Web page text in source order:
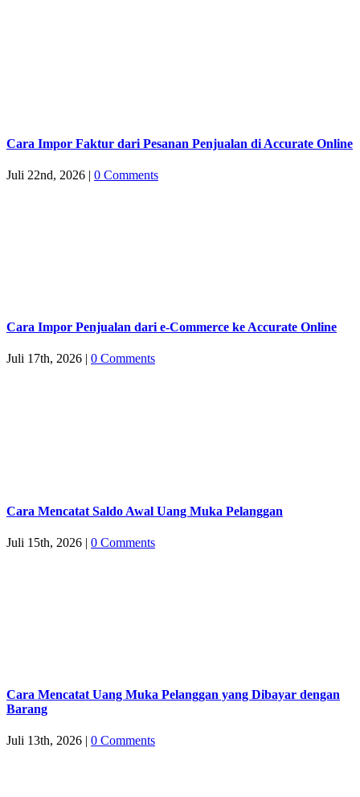
Cara Impor Faktur dari Pesanan Penjualan di Accurate Online
Juli 22nd, 2026 | 0 Comments
Cara Impor Penjualan dari e-Commerce ke Accurate Online
Juli 17th, 2026 | 0 Comments
Cara Mencatat Saldo Awal Uang Muka Pelanggan
Juli 15th, 2026 | 0 Comments
Cara Mencatat Uang Muka Pelanggan yang Dibayar dengan
Barang
Juli 13th, 2026 | 0 Comments